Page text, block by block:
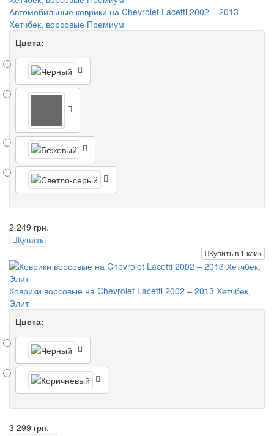
Автомобильные коврики на Chevrolet Lacetti 2002 – 2013
Хетчбек, ворсовые Премиум
Цвета:
2 249 грн.
Купить
Купить в 1 клик
Коврики ворсовые на Chevrolet Lacetti 2002 – 2013 Хетчбек,
Элит
Цвета:
3 299 грн.